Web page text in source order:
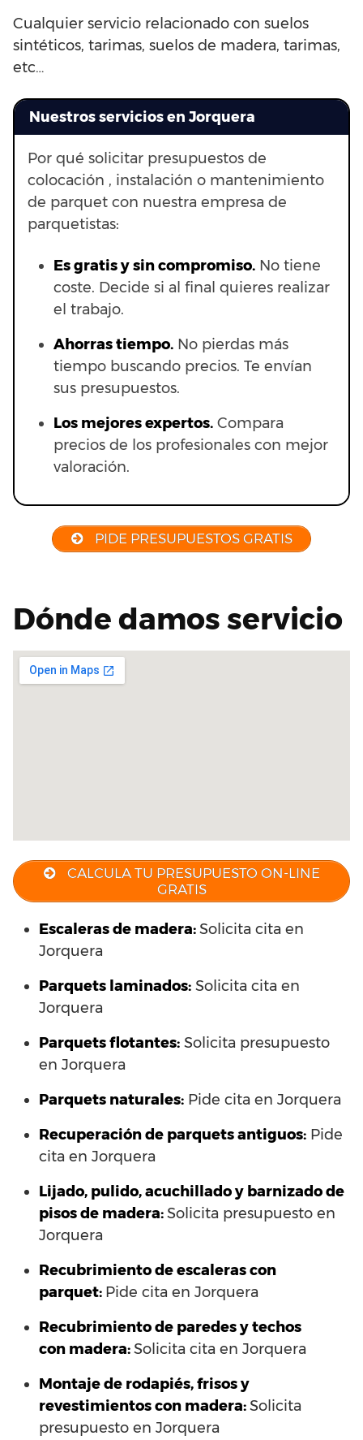
Cualquier servicio relacionado con suelos
sintéticos, tarimas, suelos de madera, tarimas,
etc…
Nuestros servicios en Jorquera
Por qué solicitar presupuestos de
colocación , instalación o mantenimiento
de parquet con nuestra empresa de
parquetistas:
Es gratis y sin compromiso. No tiene
coste. Decide si al final quieres realizar
el trabajo.
Ahorras tiempo. No pierdas más
tiempo buscando precios. Te envían
sus presupuestos.
Los mejores expertos. Compara
precios de los profesionales con mejor
valoración.
PIDE PRESUPUESTOS GRATIS
Dónde damos servicio
CALCULA TU PRESUPUESTO ON-LINE
GRATIS
Escaleras de madera:Solicita cita en
Jorquera
Parquets laminados: Solicita cita en
Jorquera
Parquets flotantes: Solicita presupuesto
en Jorquera
Parquets naturales: Pide cita en Jorquera
Recuperación de parquets antiguos: Pide
cita en Jorquera
Lijado, pulido, acuchillado y barnizado de
pisos de madera:Solicita presupuesto en
Jorquera
Recubrimiento de escaleras con
parquet: Pide cita en Jorquera
Recubrimiento de paredes y techos
con madera:Solicita cita en Jorquera
Montaje de rodapiés, frisos y
revestimientos con madera:Solicita
presupuesto en Jorquera